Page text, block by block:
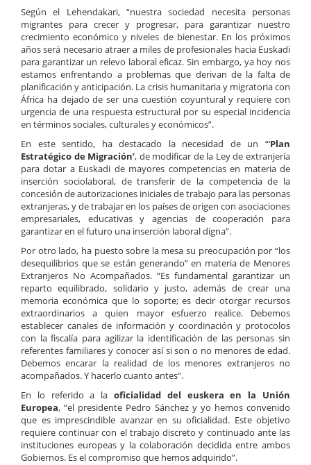
Según el Lehendakari, “nuestra sociedad necesita personas
migrantes para crecer y progresar, para garantizar nuestro
crecimiento económico y niveles de bienestar. En los próximos
años será necesario atraer a miles de profesionales hacia Euskadi
para garantizar un relevo laboral eficaz. Sin embargo, ya hoy nos
estamos enfrentando a problemas que derivan de la falta de
planificación y anticipación. La crisis humanitaria y migratoria con
África ha dejado de ser una cuestión coyuntural y requiere con
urgencia de una respuesta estructural por su especial incidencia
en términos sociales, culturales y económicos”.
En este sentido, ha destacado la necesidad de un “‘Plan
Estratégico de Migración’, de modificar de la Ley de extranjería
para dotar a Euskadi de mayores competencias en materia de
inserción sociolaboral, de transferir de la competencia de la
concesión de autorizaciones iniciales de trabajo para las personas
extranjeras, y de trabajar en los países de origen con asociaciones
empresariales, educativas y agencias de cooperación para
garantizar en el futuro una inserción laboral digna”.
Por otro lado, ha puesto sobre la mesa su preocupación por “los
desequilibrios que se están generando” en materia de Menores
Extranjeros No Acompañados. “Es fundamental garantizar un
reparto equilibrado, solidario y justo, además de crear una
memoria económica que lo soporte; es decir otorgar recursos
extraordinarios a quien mayor esfuerzo realice. Debemos
establecer canales de información y coordinación y protocolos
con la fiscalía para agilizar la identificación de las personas sin
referentes familiares y conocer así si son o no menores de edad.
Debemos encarar la realidad de los menores extranjeros no
acompañados. Y hacerlo cuanto antes”.
En lo referido a la oficialidad del euskera en la Unión
Europea, “el presidente Pedro Sánchez y yo hemos convenido
que es imprescindible avanzar en su oficialidad. Este objetivo
requiere continuar con el trabajo discreto y continuado ante las
instituciones europeas y la colaboración decidida entre ambos
Gobiernos. Es el compromiso que hemos adquirido”.